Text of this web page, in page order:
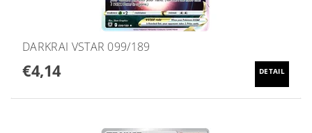
DARKRAI VSTAR 099/189
€4,14 DETAIL